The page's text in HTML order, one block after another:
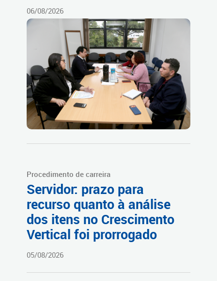
06/08/2026
Procedimento de carreira
Servidor: prazo para
recurso quanto à análise
dos itens no Crescimento
Vertical foi prorrogado
05/08/2026